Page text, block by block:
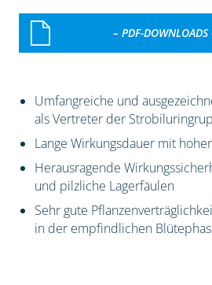
– PDF-DOWNLOADS
Umfangreiche und
als Vertreter der
Lange Wirkungsdauer mit
Herausragende
und pilzliche Lagerfäulen
Sehr gute
in der empfindlichen